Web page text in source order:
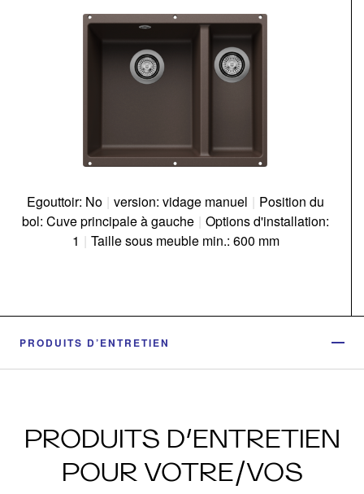
Egouttoir: No | version: vidage manuel | Position du
bol: Cuve principale à gauche | Options d'installation:
1 | Taille sous meuble min.: 600 mm
PRODUITS D’ENTRETIEN
PRODUITS D’ENTRETIEN
POUR VOTRE/VOS